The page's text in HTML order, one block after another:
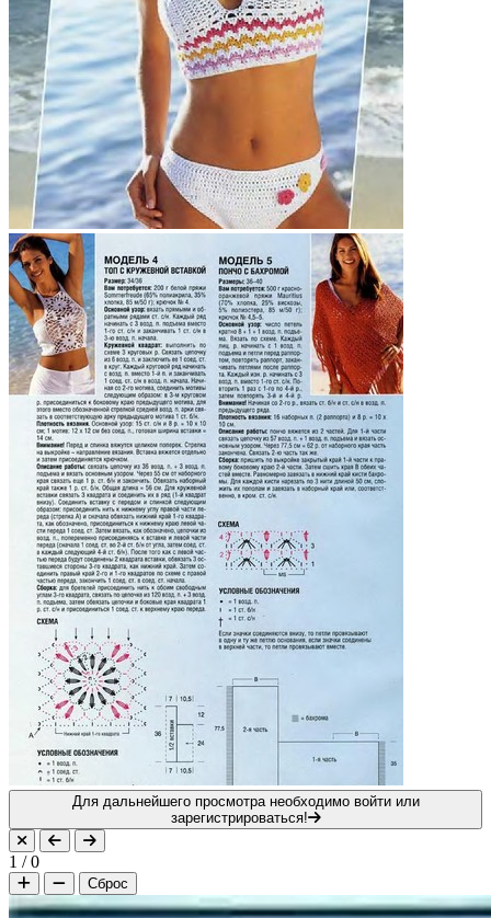
Для дальнейшего просмотра необходимо войти или
зарегистрироваться!
1 /0
Сброс